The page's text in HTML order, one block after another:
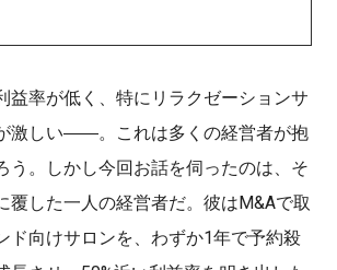
益率が低く、特にリラクゼーションサ
激しい――。これは多くの経営者が抱
う。しかし今回お話を伺ったのは、そ
覆した一人の経営者だ。彼はM&Aで取
ド向けサロンを、わずか1年で予約殺